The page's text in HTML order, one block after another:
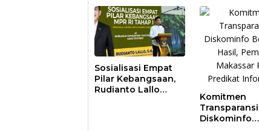
Sosialisasi Empat
Pilar Kebangsaan,
Rudianto Lallo
Komitmen
Transparansi
Diskominfo